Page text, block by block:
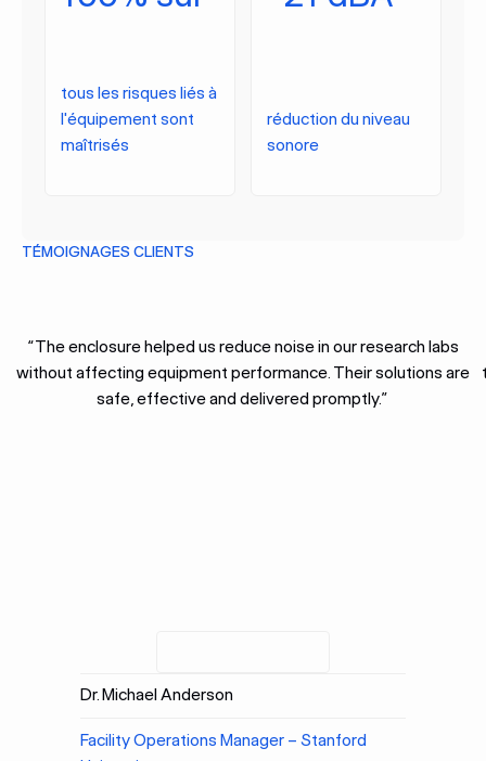
tous les risques liés à
l'équipement sont
maîtrisés
réduction du niveau
sonore
TÉMOIGNAGES CLIENTS
“The enclosure helped us reduce noise in our research labs
without affecting equipment performance. Their solutions are
safe, effective and delivered promptly.”
Dr. Michael Anderson
Facility Operations Manager – Stanford